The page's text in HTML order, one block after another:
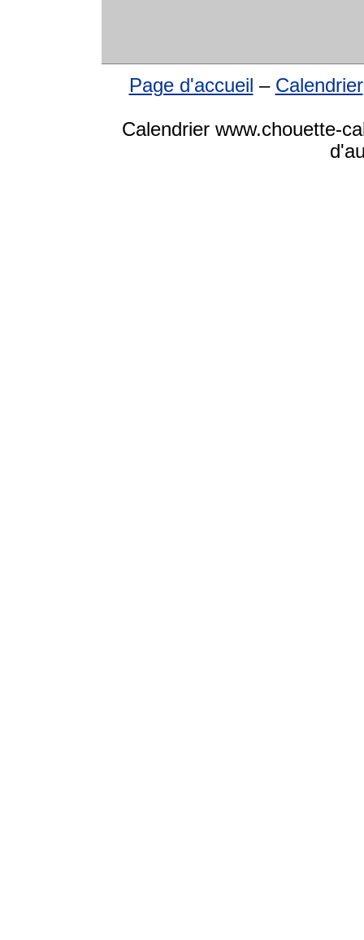
Page d'accueil – Calendrier
Calendrier www.chouette-